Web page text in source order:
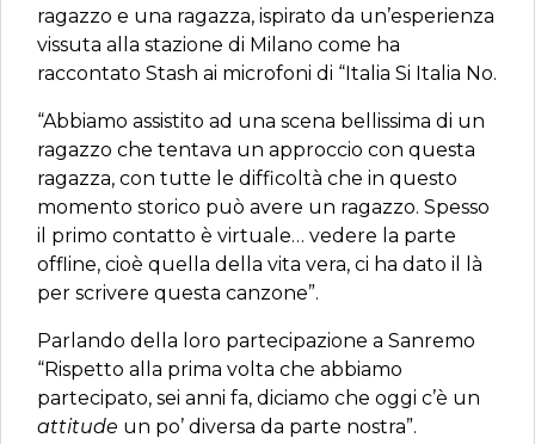
ragazzo e una ragazza, ispirato da un’esperienza
vissuta alla stazione di Milano come ha
raccontato Stash ai microfoni di “Italia Si Italia No.
“Abbiamo assistito ad una scena bellissima di un
ragazzo che tentava un approccio con questa
ragazza, con tutte le difficoltà che in questo
momento storico può avere un ragazzo. Spesso
il primo contatto è virtuale… vedere la parte
offline, cioè quella della vita vera, ci ha dato il là
per scrivere questa canzone”.
Parlando della loro partecipazione a Sanremo
“Rispetto alla prima volta che abbiamo
partecipato, sei anni fa, diciamo che oggi c’è un
attitude un po’ diversa da parte nostra”.